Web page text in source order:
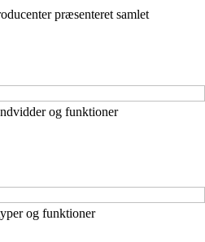
præsenteret samlet
og funktioner
og funktioner